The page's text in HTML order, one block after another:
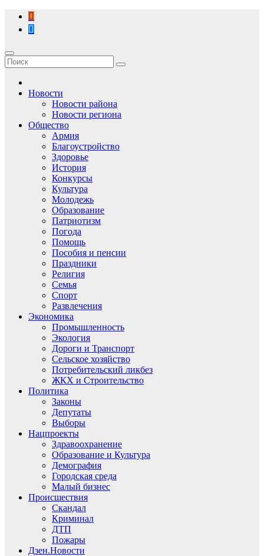
Перейти
содержимому
Новости
Новости района
Новости региона
Общество
Армия
Благоустройство
Здоровье
История
Конкурсы
Культура
Молодежь
Образование
Патриотизм
Погода
Помощь
Пособия и пенсии
Праздники
Религия
Семья
Спорт
Развлечения
Экономика
Промышленность
Экология
Дороги и Транспорт
Сельское хозяйство
Потребительский ликбез
ЖКХ и Строительство
Политика
Законы
Депутаты
Выборы
Нацпроекты
Здравоохранение
Образование и Культура
Демография
Городская среда
Малый бизнес
Происшествия
Скандал
Криминал
ДТП
Пожары
Дзен.Новости